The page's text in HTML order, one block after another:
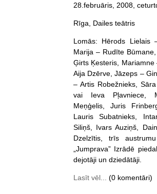
28.februāris, 2008,
Rīga, Dailes teātris
Lomās: Hērods Lielais
Marija – Rudīte
Ģirts Ķesteris,
Aija Dzērve, Jāzeps –
– Artis Robežnieks,
vai Ieva Pļavniece,
Meņģelis, Juris
Lauris Subatnieks,
Siliņš, Ivars Auziņš,
Dzelzītis, trīs
„Jumprava” Izrādē
dejotāji un dziedātāji.
Lasīt vēl... (0 komentāri)